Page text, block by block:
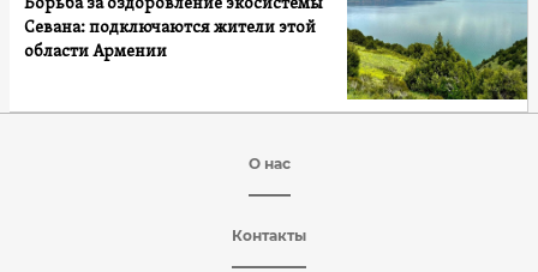
Севана: подключаются жители этой
области Армении
О нас
Контакты